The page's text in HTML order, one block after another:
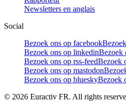
Newsletters en anglais
Social
Bezoek ons op facebook
Bezoek ons op linkedinBezoek
Bezoek ons op rss-feedBezoek
Bezoek ons op mastodon
Bezoek ons op blueskyBezoek
© 2026 Euractiv FR. All rights